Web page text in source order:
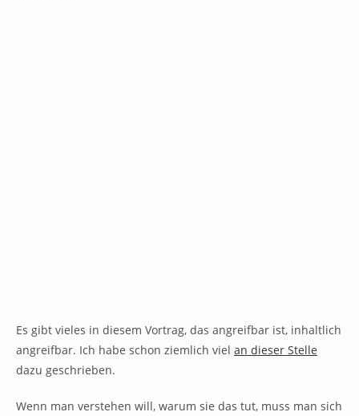
Es gibt vieles in diesem Vortrag, das angreifbar ist, inhaltlich
angreifbar. Ich habe schon ziemlich viel an dieser Stelle
dazu geschrieben.
Wenn man verstehen will, warum sie das tut, muss man sich